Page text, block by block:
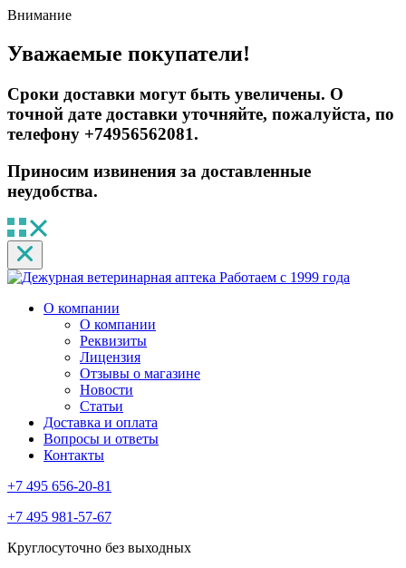
Внимание
Уважаемые покупатели!
Сроки доставки могут быть увеличены. О
точной дате доставки уточняйте, пожалуйста, по
телефону +74956562081.
Приносим извинения за доставленные
неудобства.
Работаем с 1999 года
О компании
О компании
Реквизиты
Лицензия
Отзывы о магазине
Новости
Статьи
Доставка и оплата
Вопросы и ответы
Контакты
+7 495 656-20-81
+7 495 981-57-67
Круглосуточно без выходных